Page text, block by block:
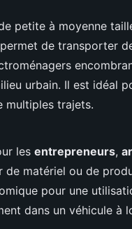
petite à moyenne
de transporter
urbain. Il est idéal
multiples trajets.
les entrepreneurs,
matériel ou de
pour une
dans un véhicule à